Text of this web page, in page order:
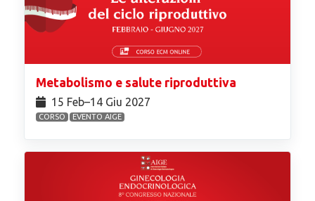
Metabolismo e salute riproduttiva
15 Feb⁠–14 Giu 2027
CORSO EVENTO AIGE